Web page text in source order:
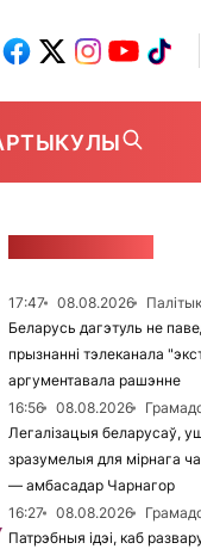
17:47 08.08.2026
Беларусь дагэтуль не
прызнанні тэлеканала
аргументавала рашэнне
16:56
08.08.2026
Легалізацыя беларусаў,
зразумелыя для мірнага
— амбасадар Чарнагор
16:27
08.08.2026
Патрэбныя ідэі, каб